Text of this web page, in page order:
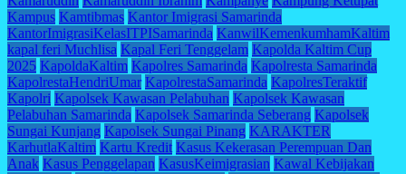
Kampus Kamtibmas Kantor Imigrasi Samarinda
KantorImigrasiKelasITPISamarinda KanwilKemenkumhamKaltim
kapal feri Muchlisa Kapal Feri Tenggelam Kapolda Kaltim Cup
2025 KapoldaKaltim Kapolres Samarinda Kapolresta Samarinda
KapolrestaHendriUmar KapolrestaSamarinda KapolresTeraktif
Kapolri Kapolsek Kawasan Pelabuhan Kapolsek Kawasan
Pelabuhan Samarinda Kapolsek Samarinda Seberang Kapolsek
Sungai Kunjang Kapolsek Sungai Pinang KARAKTER
KarhutlaKaltim Kartu Kredit Kasus Kekerasan Perempuan Dan
Anak Kasus Penggelapan KasusKeimigrasian Kawal Kebijakan